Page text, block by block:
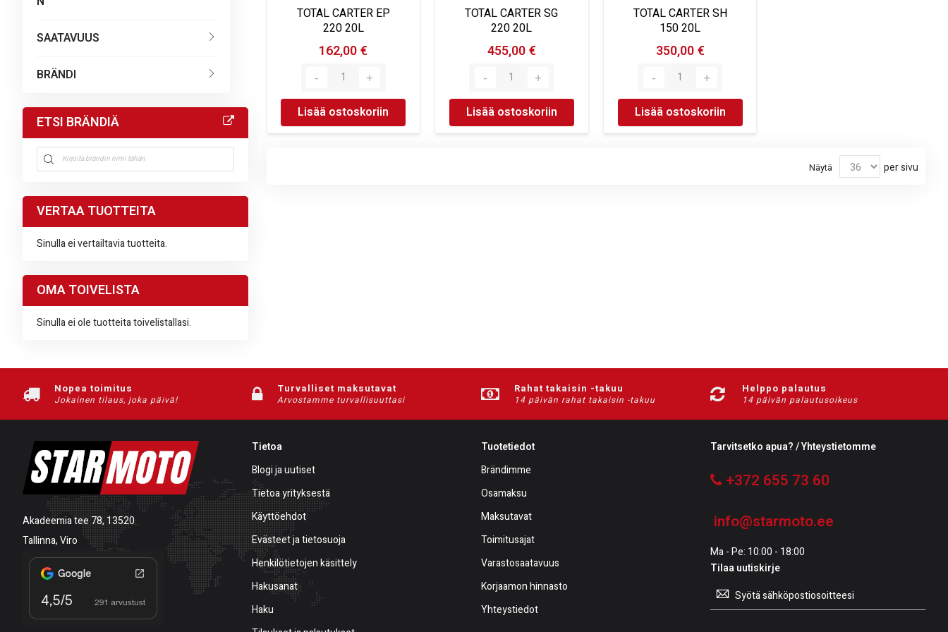
TOTAL CARTER EP
220 20L
162,00 €
Lisää ostoskoriin
TOTAL CARTER SG
220 20L
455,00 €
Lisää ostoskoriin
TOTAL CARTER SH
150 20L
350,00 €
Lisää ostoskoriin
Näytä per sivu
SAATAVUUS
BRÄNDI
ETSI BRÄNDIÄ
VERTAA TUOTTEITA
Sinulla ei vertailtavia tuotteita.
OMA TOIVELISTA
Sinulla ei ole tuotteita toivelistallasi.
Nopea toimitus
Jokainen tilaus, joka päivä!
Turvalliset maksutavat
Arvostamme turvallisuuttasi
Rahat takaisin -takuu
14 päivän rahat takaisin -takuu
Helppo palautus
14 päivän palautusoikeus
Akadeemia tee 78, 13520
Tallinna, Viro
Tietoa
Blogi ja uutiset
Tietoa yrityksestä
Käyttöehdot
Evästeet ja tietosuoja
Henkilötietojen käsittely
Hakusanat
Haku
Tuotetiedot
Brändimme
Osamaksu
Maksutavat
Toimitusajat
Varastosaatavuus
Korjaamon hinnasto
Yhteystiedot
Tarvitsetko apua? / Yhteystietomme
+372 655 73 60
info@starmoto.ee
Ma - Pe: 10:00 - 18:00
Tilaa uutiskirje
Tilaa
uutiskirje: